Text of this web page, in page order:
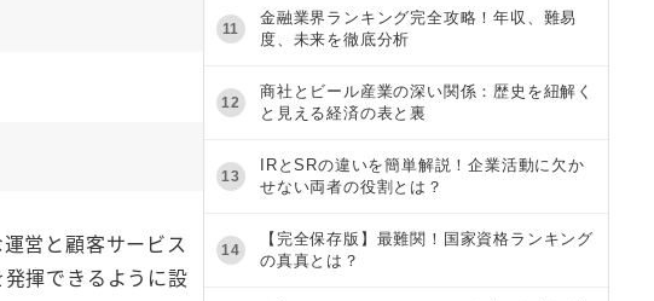
営と顧客サービス
揮できるように設
11
金融業界ランキング完全攻略！年収、難易
度、未来を徹底分析
12
商社とビール産業の深い関係：歴史を紐解く
と見える経済の表と裏
13
IRとSRの違いを簡単解説！企業活動に欠か
せない両者の役割とは？
14
【完全保存版】最難関！国家資格ランキング
の真真とは？